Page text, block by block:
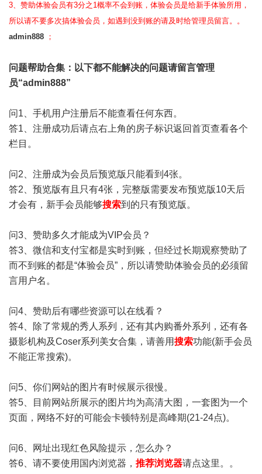
3、赞助体验会员有3分之1概率不会到账，体验会员是给新手体验所用，
所以请不要多次搞体验会员，如遇到没到账的请及时给管理员留言。。
admin888 ；
问题帮助合集 ：以下都不能解决的问题请留言管理
员“admin888”
问1、手机用户注册后不能查看任何东西。
答1、注册成功后请点右上角的房子标识返回首页查看各个
栏目。
问2、注册成为会员后预览版只能看到4张。
答2、预览版有且只有4张，完整版需要发布预览版10天后
才会有，新手会员能够搜索到的只有预览版。
问3、赞助多久才能成为VIP会员？
答3、微信和支付宝都是实时到账，但经过长期观察赞助了
而不到账的都是“体验会员”，所以请赞助体验会员的必须留
言用户名。
问4、赞助后有哪些资源可以在线看？
答4、除了常规的秀人系列，还有其内购番外系列，还有各
摄影机构及Coser系列美女合集，请善用搜索功能(新手会员
不能正常搜索)。
问5、你们网站的图片有时候展示很慢。
答5、目前网站所展示的图片均为高清大图，一套图为一个
页面，网络不好的可能会卡顿特别是高峰期(21-24点)。
问6、网址出现红色风险提示，怎么办？
答6、请不要使用国内浏览器， 推荐浏览器请点这里。。